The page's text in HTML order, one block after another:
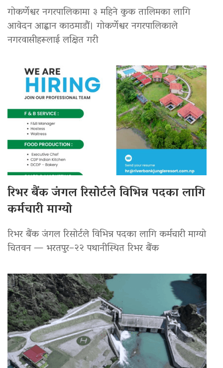
गोकर्णेश्वर नगरपालिकामा ३ महिने कुक तालिमका लागि
आवेदन आह्वान काठमाडौं। गोकर्णेश्वर नगरपालिकाले
नगरवासीहरूलाई लक्षित गरी
रिभर बैंक जंगल रिसोर्टले विभिन्न पदका लागि
कर्मचारी माग्यो
रिभर बैंक जंगल रिसोर्टले विभिन्न पदका लागि कर्मचारी माग्यो
चितवन — भरतपुर–२२ पथानीस्थित रिभर बैंक